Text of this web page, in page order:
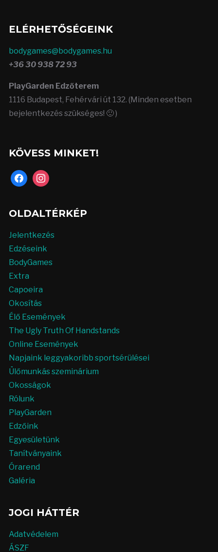
ELÉRHETŐSÉGEINK
bodygames@bodygames.hu
+36 30 938 72 93
PlayGarden Edzőterem
1116 Budapest, Fehérvári út 132. (Minden esetben
bejelentkezés szükséges! 🙂 )
KÖVESS MINKET!
facebookinstagram
OLDALTÉRKÉP
Jelentkezés
Edzéseink
BodyGames
Extra
Capoeira
Okosítás
Élő Események
The Ugly Truth Of Handstands
Online Események
Napjaink leggyakoribb sportsérülései
Ülőmunkás szeminárium
Okosságok
Rólunk
PlayGarden
Edzőink
Egyesületünk
Tanítványaink
Órarend
Galéria
JOGI HÁTTÉR
Adatvédelem
ÁSZF